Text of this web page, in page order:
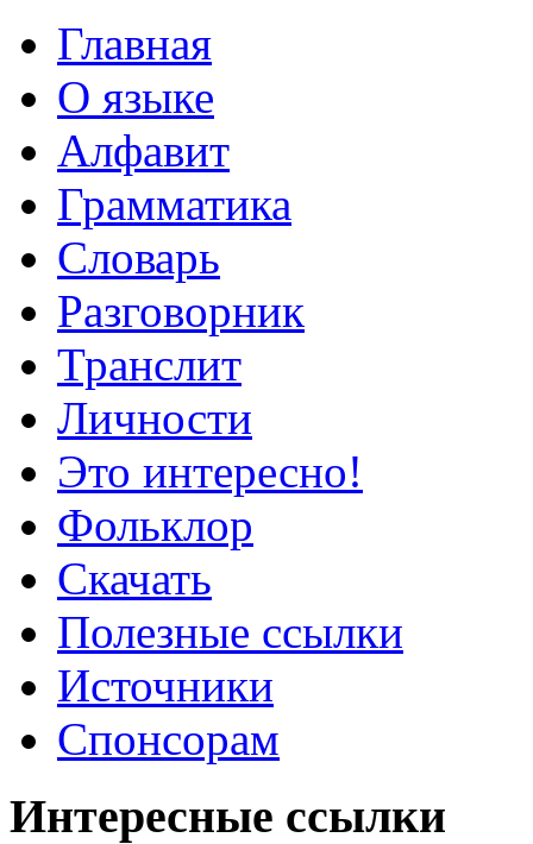
Главная
О языке
Алфавит
Грамматика
Словарь
Разговорник
Транслит
Личности
Это интересно!
Фольклор
Скачать
Полезные ссылки
Источники
Спонсорам
Интересные ссылки